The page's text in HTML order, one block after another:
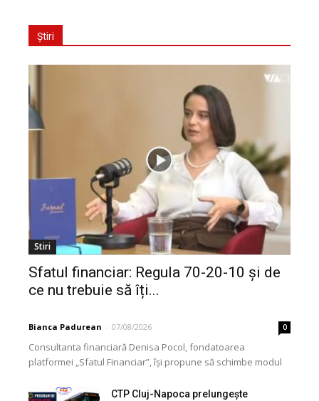
Știri
Stiri
Sfatul financiar: Regula 70-20-10 și de
ce nu trebuie să îți...
Bianca Padurean - 07/08/2026 0
Consultanta financiară Denisa Pocol, fondatoarea
platformei „Sfatul Financiar”, își propune să schimbe modul
de peste...
CTP Cluj-Napoca prelungește